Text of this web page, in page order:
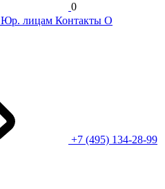
0
Юр. лицам Контакты О
+7 (495) 134-28-99